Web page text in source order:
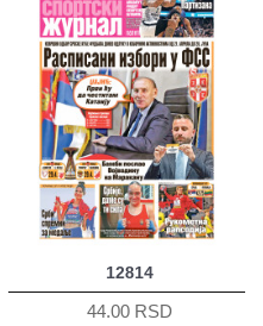
12814
44.00 RSD